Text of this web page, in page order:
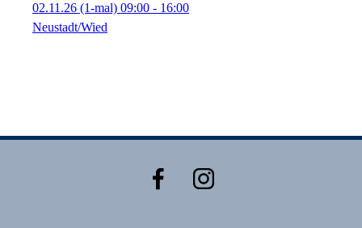
02.11.26 (1-mal) 09:00 - 16:00
Neustadt/Wied